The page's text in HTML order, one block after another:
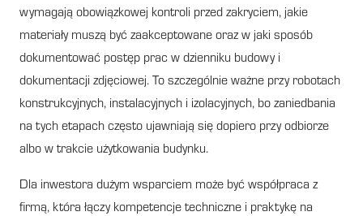
wymagają obowiązkowej kontroli przed zakryciem, jakie
materiały muszą być zaakceptowane oraz w jaki sposób
dokumentować postęp prac w dzienniku budowy i
dokumentacji zdjęciowej. To szczególnie ważne przy robotach
konstrukcyjnych, instalacyjnych i izolacyjnych, bo zaniedbania
na tych etapach często ujawniają się dopiero przy odbiorze
albo w trakcie użytkowania budynku.
Dla inwestora dużym wsparciem może być współpraca z
firmą, która łączy kompetencje techniczne i praktykę na